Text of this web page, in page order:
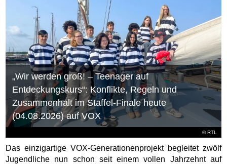
©RTL
„Wir werden groß! – Teenager auf
Entdeckungskurs“: Konflikte, Regeln und
Zusammenhalt im Staffel-Finale heute
(04.08.2026) auf VOX
Das einzigartige VOX-Generationenprojekt begleitet zwölf
Jugendliche nun schon seit einem vollen Jahrzehnt auf